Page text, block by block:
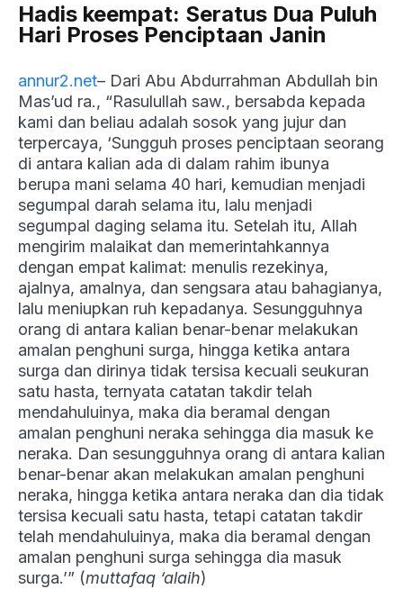
Hadis keempat: Seratus Dua Puluh
Hari Proses Penciptaan Janin
annur2.net– Dari Abu Abdurrahman Abdullah bin
Mas’ud ra., “Rasulullah saw., bersabda kepada
kami dan beliau adalah sosok yang jujur dan
terpercaya, ‘Sungguh proses penciptaan seorang
di antara kalian ada di dalam rahim ibunya
berupa mani selama 40 hari, kemudian menjadi
segumpal darah selama itu, lalu menjadi
segumpal daging selama itu. Setelah itu, Allah
mengirim malaikat dan memerintahkannya
dengan empat kalimat: menulis rezekinya,
ajalnya, amalnya, dan sengsara atau bahagianya,
lalu meniupkan ruh kepadanya. Sesungguhnya
orang di antara kalian benar-benar melakukan
amalan penghuni surga, hingga ketika antara
surga dan dirinya tidak tersisa kecuali seukuran
satu hasta, ternyata catatan takdir telah
mendahuluinya, maka dia beramal dengan
amalan penghuni neraka sehingga dia masuk ke
neraka. Dan sesungguhnya orang di antara kalian
benar-benar akan melakukan amalan penghuni
neraka, hingga ketika antara neraka dan dia tidak
tersisa kecuali satu hasta, tetapi catatan takdir
telah mendahuluinya, maka dia beramal dengan
amalan penghuni surga sehingga dia masuk
surga.’” (muttafaq ‘alaih)